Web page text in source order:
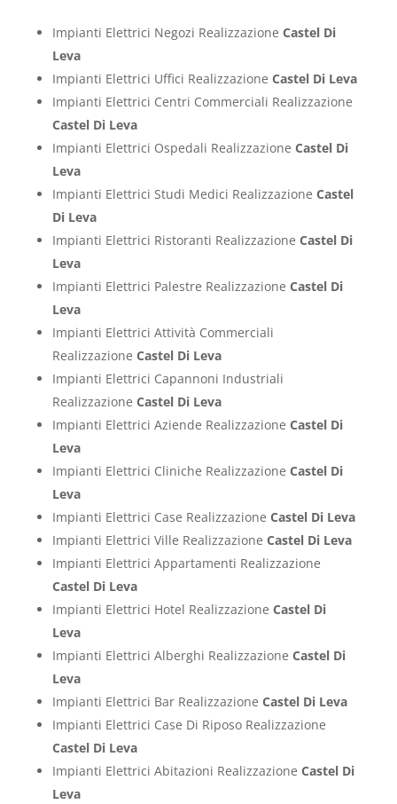
Impianti Elettrici Negozi Realizzazione Castel Di
Leva
Impianti Elettrici Uffici Realizzazione Castel Di Leva
Impianti Elettrici Centri Commerciali Realizzazione
Castel Di Leva
Impianti Elettrici Ospedali Realizzazione Castel Di
Leva
Impianti Elettrici Studi Medici Realizzazione Castel
Di Leva
Impianti Elettrici Ristoranti Realizzazione Castel Di
Leva
Impianti Elettrici Palestre Realizzazione Castel Di
Leva
Impianti Elettrici Attività Commerciali
Realizzazione Castel Di Leva
Impianti Elettrici Capannoni Industriali
Realizzazione Castel Di Leva
Impianti Elettrici Aziende Realizzazione Castel Di
Leva
Impianti Elettrici Cliniche Realizzazione Castel Di
Leva
Impianti Elettrici Case Realizzazione Castel Di Leva
Impianti Elettrici Ville Realizzazione Castel Di Leva
Impianti Elettrici Appartamenti Realizzazione
Castel Di Leva
Impianti Elettrici Hotel Realizzazione Castel Di
Leva
Impianti Elettrici Alberghi Realizzazione Castel Di
Leva
Impianti Elettrici Bar Realizzazione Castel Di Leva
Impianti Elettrici Case Di Riposo Realizzazione
Castel Di Leva
Impianti Elettrici Abitazioni Realizzazione Castel Di
Leva